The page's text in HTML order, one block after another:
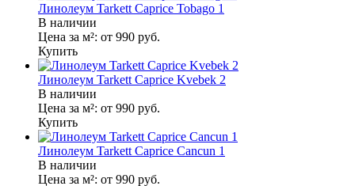
Линолеум Tarkett Caprice Tobago 1
В наличии
Цена за м²: от 990 руб.
Купить
Линолеум Tarkett Caprice Kvebek 2
В наличии
Цена за м²: от 990 руб.
Купить
Линолеум Tarkett Caprice Cancun 1
В наличии
Цена за м²: от 990 руб.